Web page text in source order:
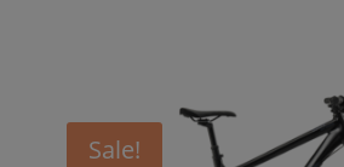
Sale!